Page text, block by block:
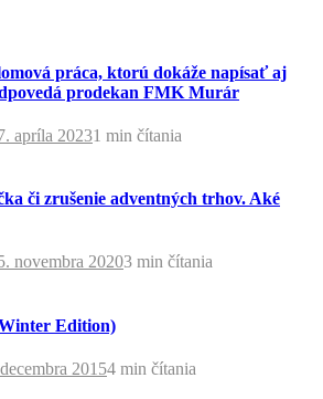
práca, ktorú dokáže napísať aj
prodekan FMK Murár
apríla 20231 min čítania
či zrušenie adventných trhov. Aké
novembra 20203 min čítania
Edition)
20154 min čítania